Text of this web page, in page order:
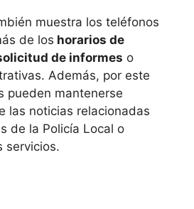
muestra los teléfonos
de los horarios de
de informes o
Además, por este
pueden mantenerse
las noticias relacionadas
de la Policía Local o
servicios.